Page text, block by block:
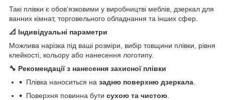
Такі плівки є обов’язковими у виробництві меблів, дзеркал для
ванних кімнат, торговельного обладнання та інших сфер.
📐 Індивідуальні параметри
Можлива нарізка під ваші розміри, вибір товщини плівки, рівня
клейкості, кольору або нанесення логотипу.
🔧 Рекомендації з нанесення захисної плівки
Плівка наноситься на задню поверхню дзеркала
Поверхня повинна бути сухою та чистою